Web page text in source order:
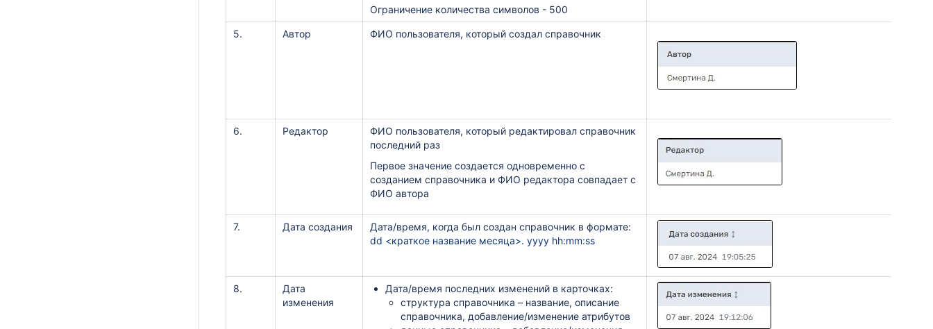
Ограничение количества символов - 500
5. Автор ФИО пользователя, который создал справочник
6. Редактор
ФИО пользователя, который редактировал справочник
последний раз
Первое значение создается одновременно с
созданием справочника и ФИО редактора совпадает с
ФИО автора
7. Дата создания
Дата/время, когда был создан справочник в формате:
dd <краткое название месяца>. yyyy hh:mm:ss
8.
Дата
изменения
Дата/время последних изменений в карточках:
структура справочника – название, описание
справочника, добавление/изменение атрибутов